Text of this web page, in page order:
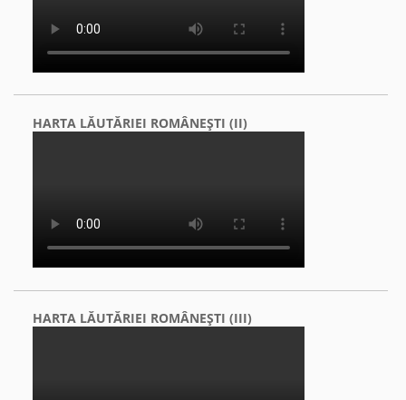
HARTA LĂUTĂRIEI ROMÂNEŞTI (II)
HARTA LĂUTĂRIEI ROMÂNEŞTI (III)